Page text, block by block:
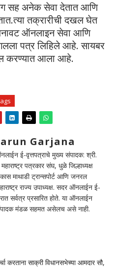
सह अनेक सेवा देतात आणि
तक्रारीची दखल घेत
बनावट ऑनलाइन सेवा आणि
पत्र लिहिले आहे. सायबर
करण्यात आला आहे.
Garjana
ई-वृत्तपत्राचे मुख्य संपादक: श्री.
पत्रकार संघ, धुळे जिल्हाध्यक्ष
माथाडी ट्रान्सपोर्ट आणि जनरल
राज्य उपाध्यक्ष. सदर ऑनलाईन ई-
सर्वत्र प्रसारित होते. या ऑनलाईन
संपादक मंडळ सहमत असेलच असे नाही.
करताना साक्री विधानसभेच्या आमदार सौ,